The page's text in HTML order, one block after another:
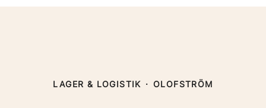
LAGER & LOGISTIK · OLOFSTRÖM